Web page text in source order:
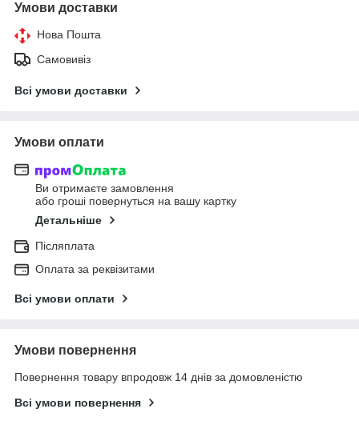
Умови доставки
Нова Пошта
Самовивіз
Всі умови доставки
Умови оплати
Ви отримаєте замовлення
або гроші повернуться на вашу картку
Детальніше
Післяплата
Оплата за реквізитами
Всі умови оплати
Умови повернення
Повернення товару впродовж 14 днів за домовленістю
Всі умови повернення